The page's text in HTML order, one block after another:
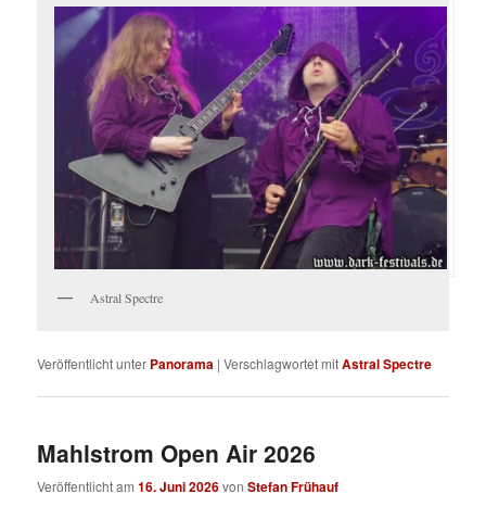
Astral Spectre
Veröffentlicht unter Panorama |Verschlagwortet mitAstral Spectre
Mahlstrom Open Air 2026
Veröffentlicht am16. Juni 2026vonStefan Frühauf